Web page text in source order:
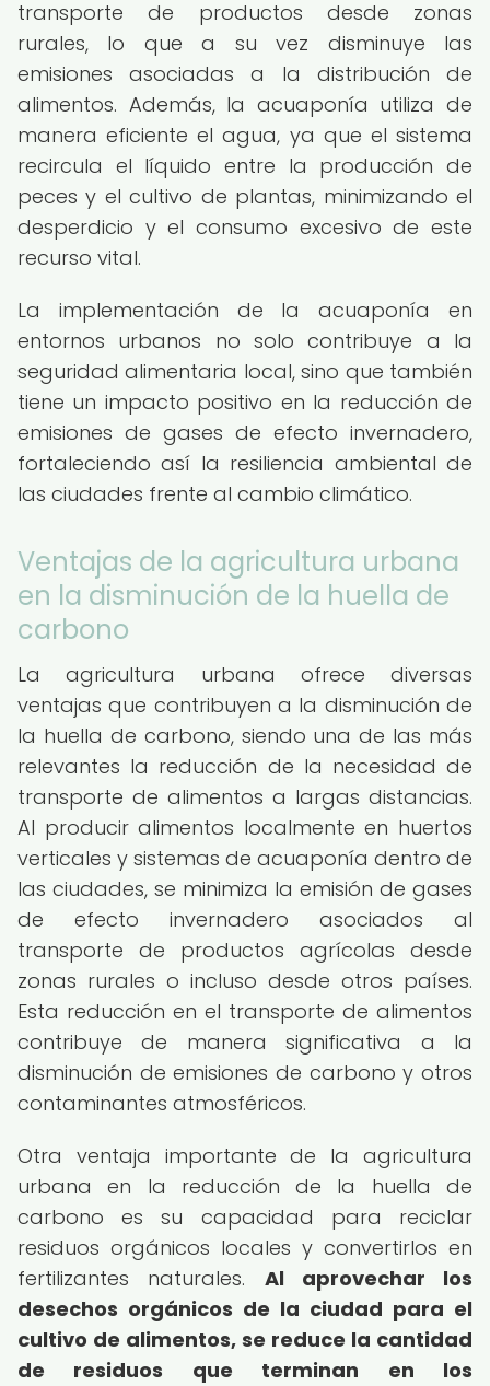
transporte de productos desde zonas
rurales, lo que a su vez disminuye las
emisiones asociadas a la distribución de
alimentos. Además, la acuaponía utiliza de
manera eficiente el agua, ya que el sistema
recircula el líquido entre la producción de
peces y el cultivo de plantas, minimizando el
desperdicio y el consumo excesivo de este
recurso vital.
La implementación de la acuaponía en
entornos urbanos no solo contribuye a la
seguridad alimentaria local, sino que también
tiene un impacto positivo en la reducción de
emisiones de gases de efecto invernadero,
fortaleciendo así la resiliencia ambiental de
las ciudades frente al cambio climático.
Ventajas de la agricultura urbana
en la disminución de la huella de
carbono
La agricultura urbana ofrece diversas
ventajas que contribuyen a la disminución de
la huella de carbono, siendo una de las más
relevantes la reducción de la necesidad de
transporte de alimentos a largas distancias.
Al producir alimentos localmente en huertos
verticales y sistemas de acuaponía dentro de
las ciudades, se minimiza la emisión de gases
de efecto invernadero asociados al
transporte de productos agrícolas desde
zonas rurales o incluso desde otros países.
Esta reducción en el transporte de alimentos
contribuye de manera significativa a la
disminución de emisiones de carbono y otros
contaminantes atmosféricos.
Otra ventaja importante de la agricultura
urbana en la reducción de la huella de
carbono es su capacidad para reciclar
residuos orgánicos locales y convertirlos en
fertilizantes naturales. Al aprovechar los
desechos orgánicos de la ciudad para el
cultivo de alimentos, se reduce la cantidad
de residuos que terminan en los